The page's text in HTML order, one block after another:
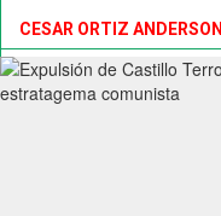
CESAR ORTIZ ANDERSON